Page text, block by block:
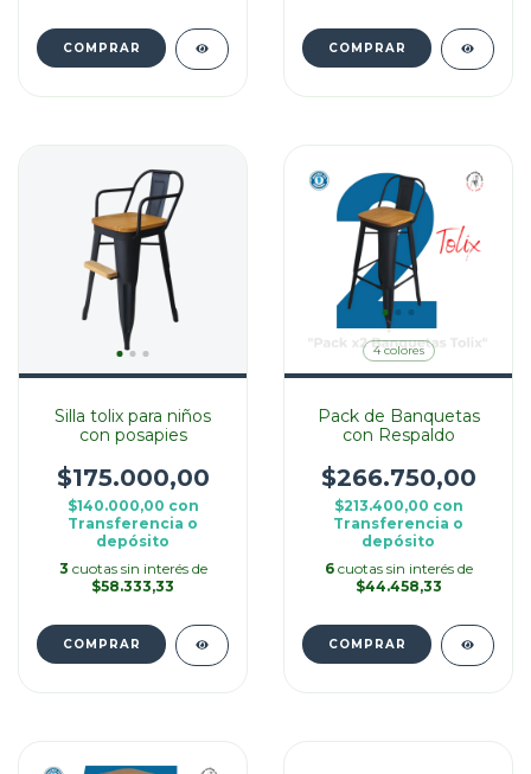
COMPRAR COMPRAR
Silla tolix para niños
con posapies
$175.000,00
$140.000,00 con
Transferencia o
depósito
3 cuotas sin interés de
$58.333,33
COMPRAR
4 colores
Pack de Banquetas
con Respaldo
$266.750,00
$213.400,00 con
Transferencia o
depósito
6 cuotas sin interés de
$44.458,33
COMPRAR